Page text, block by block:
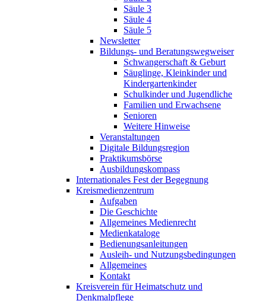
Säule 3
Säule 4
Säule 5
Newsletter
Bildungs- und Beratungswegweiser
Schwangerschaft & Geburt
Säuglinge, Kleinkinder und
Kindergartenkinder
Schulkinder und Jugendliche
Familien und Erwachsene
Senioren
Weitere Hinweise
Veranstaltungen
Digitale Bildungsregion
Praktikumsbörse
Ausbildungskompass
Internationales Fest der Begegnung
Kreismedienzentrum
Aufgaben
Die Geschichte
Allgemeines Medienrecht
Medienkataloge
Bedienungsanleitungen
Ausleih- und Nutzungsbedingungen
Allgemeines
Kontakt
Kreisverein für Heimatschutz und
Denkmalpflege